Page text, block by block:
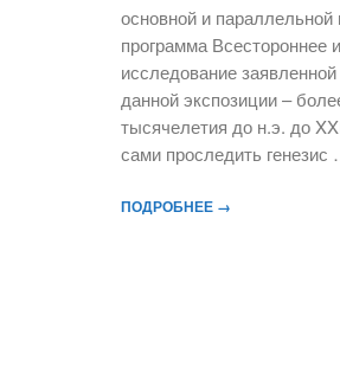
основной и
программа Всестороннее
исследование
данной экспозиции –
тысячелетия до н.э. до
сами проследить генезис
ПОДРОБНЕЕ →